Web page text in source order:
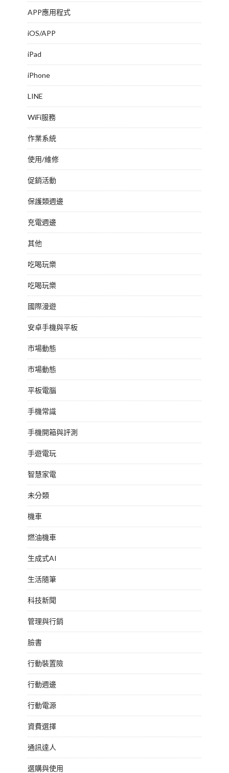
APP應用程式
iOS/APP
iPad
iPhone
LINE
WiFi服務
作業系統
使用/維修
促銷活動
保護類週邊
充電週邊
其他
吃喝玩樂
吃喝玩樂
國際漫遊
安卓手機與平板
市場動態
市場動態
平板電腦
手機常識
手機開箱與評測
手遊電玩
智慧家電
未分類
機車
燃油機車
生成式AI
生活隨筆
科技新聞
管理與行銷
臉書
行動裝置險
行動週邊
行動電源
資費選擇
通訊達人
選購與使用